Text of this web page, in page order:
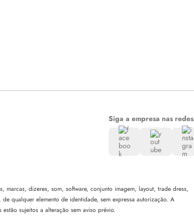
Siga a empresa nas redes
dizeres, som, software, conjunto imagem, layout, trade dress,
qualquer elemento de identidade, sem expressa autorização. A
sujeitos a alteração sem aviso prévio.